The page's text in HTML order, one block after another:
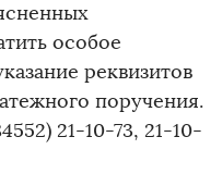
особое
реквизитов
поручения.
21-10-73, 21-10-